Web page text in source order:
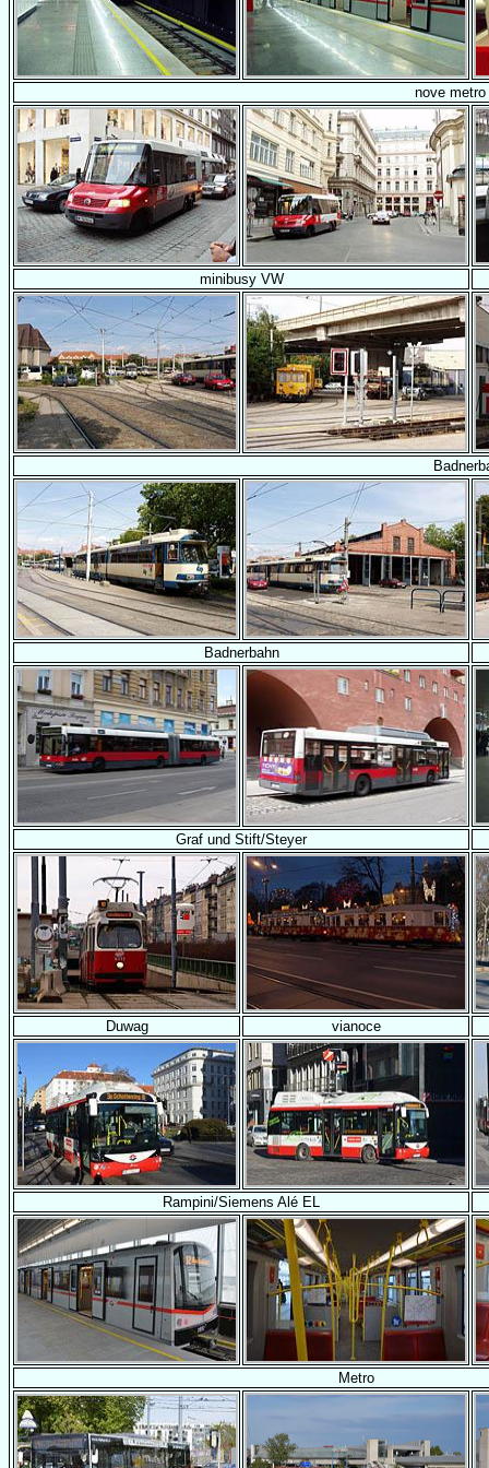
nove metro
minibusy VW
Badnerbahn
Graf und Stift/Steyer
Duwag vianoce
Rampini/Siemens Alé EL
Metro